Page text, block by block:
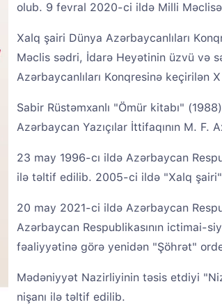
olub. 9 fevral 2020-ci ildə Milli
Xalq şairi Dünya Azərbaycanlıları
Məclis sədri, İdarə Heyətinin üzvü və
Azərbaycanlıları Konqresinə keçirilən
Sabir Rüstəmxanlı "Ömür kitabı"
Azərbaycan Yazıçılar İttifaqının M. F.
23 may 1996-cı ildə Azərbaycan
ilə təltif edilib. 2005-ci ildə "Xalq
20 may 2021-ci ildə Azərbaycan
Azərbaycan Respublikasının ictimai-
fəaliyyətinə görə yenidən "Şöhrət"
Mədəniyyət Nazirliyinin təsis etdiyi
nişanı ilə təltif edilib.